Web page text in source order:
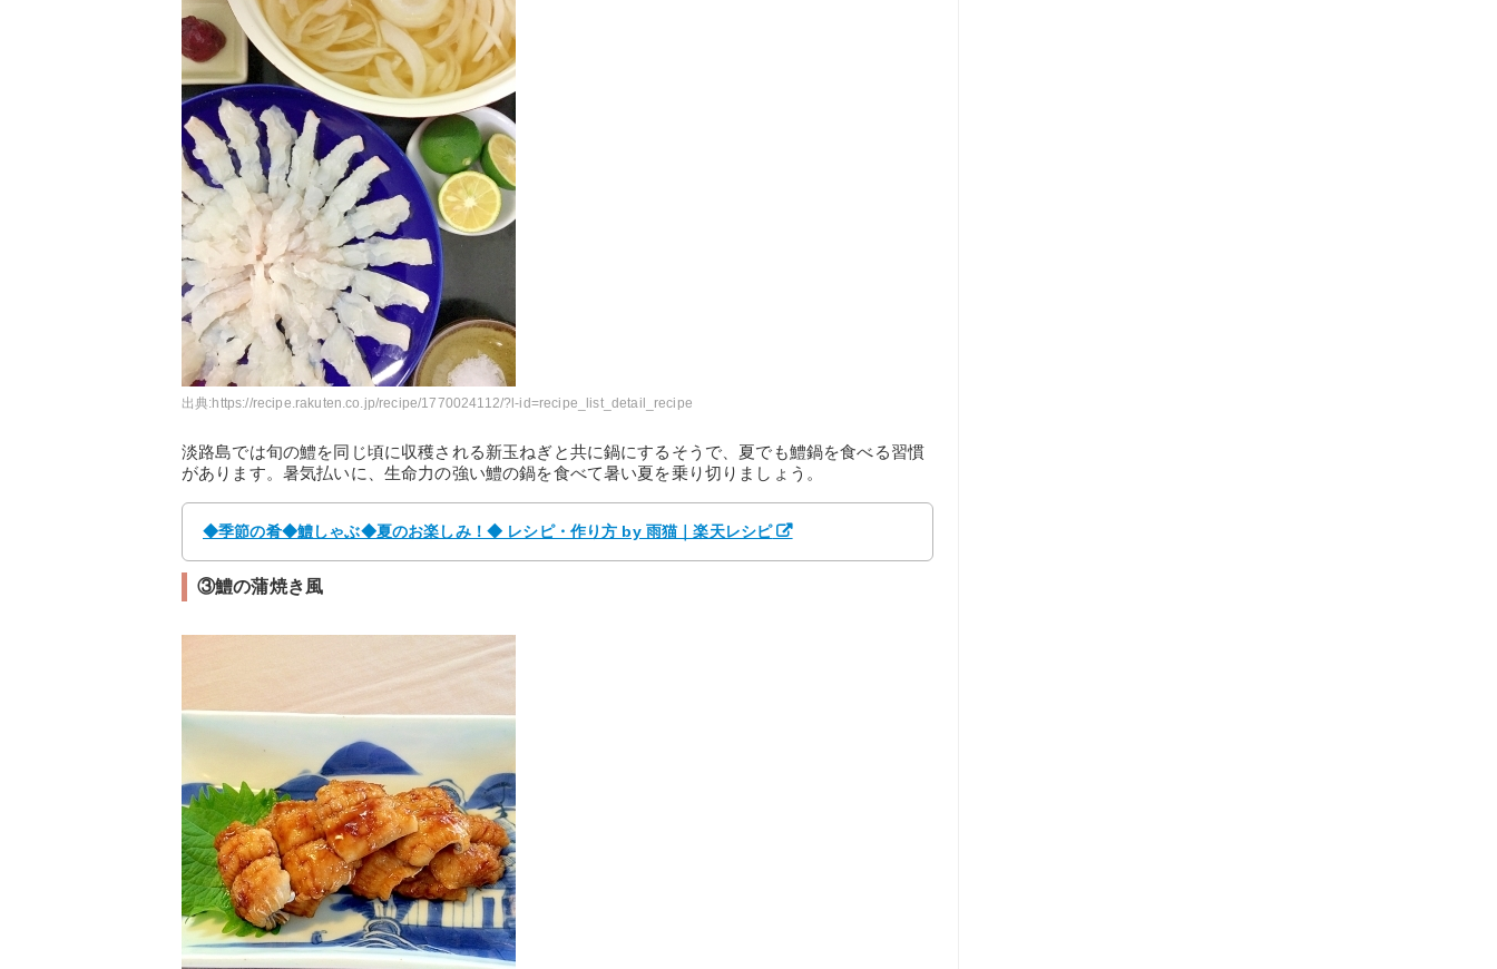
出典:https://recipe.rakuten.co.jp/recipe/1770024112/?l-id=recipe_list_detail_recipe
淡路島では旬の鱧を同じ頃に収穫される新玉ねぎと共に鍋にするそうで、夏でも鱧鍋を食べる習慣
があります。暑気払いに、生命力の強い鱧の鍋を食べて暑い夏を乗り切りましょう。
◆季節の肴◆鱧しゃぶ◆夏のお楽しみ！◆ レシピ・作り方 by 雨猫｜楽天レシピ
③鱧の蒲焼き風